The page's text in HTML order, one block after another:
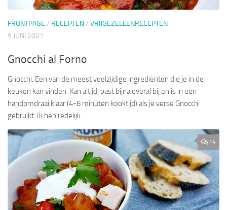
FRONTPAGE / RECEPTEN/ VRIJGEZELLENRECEPTEN
9 JUNI 2021
Gnocchi al Forno
Gnocchi. Een van de meest veelzijdige ingrediënten die je in de
keuken kan vinden. Kan altijd, past bijna overal bij en is in een
handomdraai klaar (4-6 minuten kooktijd) als je verse Gnocchi
gebruikt. Ik heb redelijk...
14